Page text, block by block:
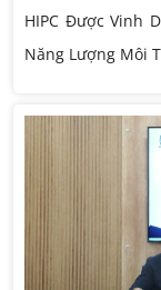
HIPC Được Vinh
Năng Lượng Môi